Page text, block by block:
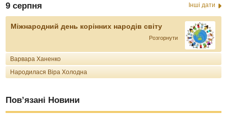
9 серпня Інші дати
Міжнародний день корінних народів світу
Розгорнути
Варвара Ханенко
Народилася Віра Холодна
Пов’язані Новини